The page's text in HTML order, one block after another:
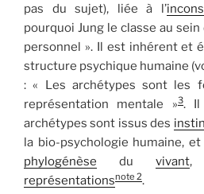
pas du sujet), liée à l’
pourquoi Jung le classe au
personnel ». Il est inhérent et
structure psychique humaine
: « Les archétypes sont les
représentation mentale »3. Il
archétypes sont issus des
la bio-psychologie humaine,
phylogénèse du vivant,
représentationsnote 2.